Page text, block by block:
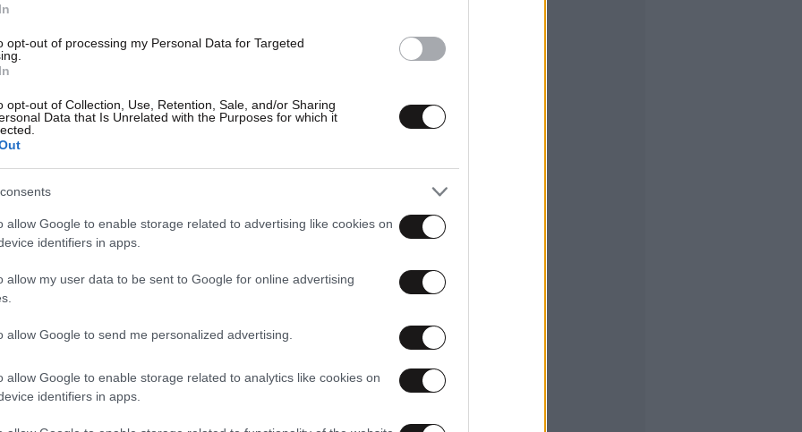
opt-out of processing my Personal Data for Targeted
opt-out of Collection, Use, Retention, Sale, and/or Sharing
Data that Is Unrelated with the Purposes for which it
allow Google to enable storage related to advertising like cookies on
identifiers in apps.
allow my user data to be sent to Google for online advertising
allow Google to send me personalized advertising.
allow Google to enable storage related to analytics like cookies on
identifiers in apps.